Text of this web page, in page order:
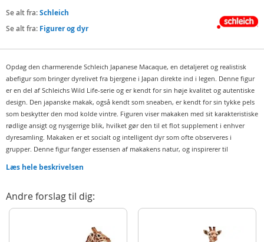
Se alt fra:Schleich
Se alt fra: Figurer og dyr
Opdag den charmerende Schleich Japanese Macaque, en detaljeret og realistisk
abefigur som bringer dyrelivet fra bjergene i Japan direkte ind i legen. Denne figur
er en del af Schleichs Wild Life-serie og er kendt for sin høje kvalitet og autentiske
design. ​ Den japanske makak, også kendt som sneaben, er kendt for sin tykke pels
som beskytter den mod kolde vintre. Figuren viser makaken med sit karakteristiske
rødlige ansigt og nysgerrige blik, hvilket gør den til et flot supplement i enhver
dyresamling. ​ Makaken er et socialt og intelligent dyr som ofte observeres i
grupper. Denne figur fanger essensen af makakens natur, og inspirerer til
dyr og ønsker at lære mere om verdens mangfoldige dyreliv. Tilføj Schleich
Indeholder:
Schleich Japanese Macaque – naturtro abefigur
Læs hele beskrivelsen
Andre forslag til dig: